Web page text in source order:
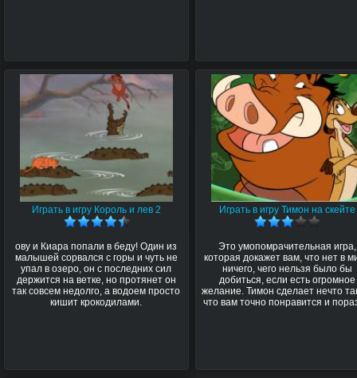
Играть в игру Король и лев 2
ову и Киара попали в беду! Один из
малышей сорвался с горы и чуть не
упал в озеро, он с последних сил
держится на ветке, но протянет он
так совсем недолго, а водоем просто
кишит крокодилами.
Играть в игру Тимон на скейте
Это умопомрачительная игра,
которая докажет вам, что нет в
ничего, чего нельзя было бы
добиться, если есть огромное
желание. Тимон сделает нечто
что вам точно понравится и